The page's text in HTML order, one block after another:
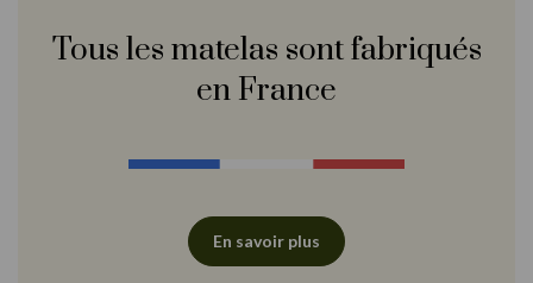
Tous les matelas sont fabriqués
en France
En savoir plus